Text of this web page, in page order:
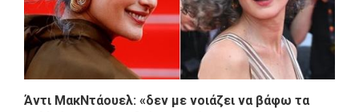
Άντι ΜακΝτάουελ: «δεν με νοιάζει να βάφω τα